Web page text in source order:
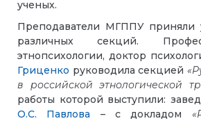
ученых.
Преподаватели МГППУ приняли
различных секций.
этнопсихологии, доктор
Гриценко руководила секцией
в российской этнологической
работы которой выступили:
О.С. Павлова – с докладом